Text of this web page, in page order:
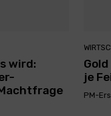
wird:
je
PM-